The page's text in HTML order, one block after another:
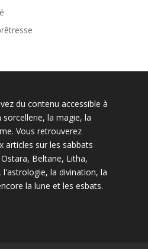
du contenu accessible à
la magie, la
Vous retrouverez
articles sur les sabbats
Beltane, Litha,
la divination, la
la lune et les esbats.